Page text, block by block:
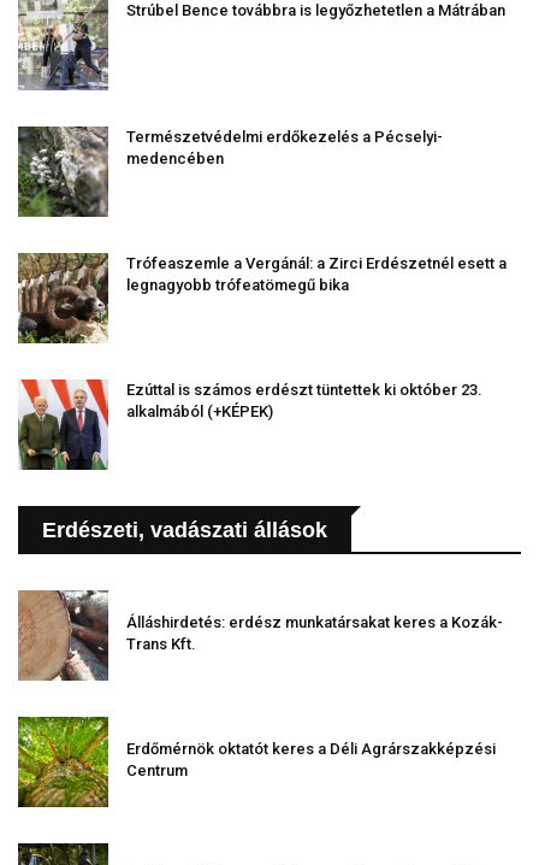
Strúbel Bence továbbra is legyőzhetetlen a Mátrában
Természetvédelmi erdőkezelés a Pécselyi-
medencében
Trófeaszemle a Vergánál: a Zirci Erdészetnél esett a
legnagyobb trófeatömegű bika
Ezúttal is számos erdészt tüntettek ki október 23.
alkalmából (+KÉPEK)
Erdészeti, vadászati állások
Álláshirdetés: erdész munkatársakat keres a Kozák-
Trans Kft.
Erdőmérnök oktatót keres a Déli Agrárszakképzési
Centrum